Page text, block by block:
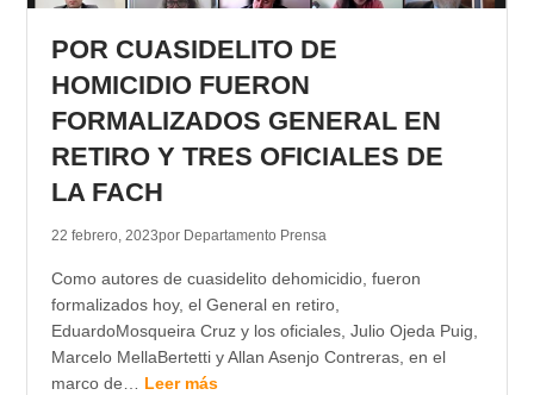
POR CUASIDELITO DE
HOMICIDIO FUERON
FORMALIZADOS GENERAL EN
RETIRO Y TRES OFICIALES DE
LA FACH
22 febrero, 2023por Departamento Prensa
Como autores de cuasidelito dehomicidio, fueron
formalizados hoy, el General en retiro,
EduardoMosqueira Cruz y los oficiales, Julio Ojeda Puig,
Marcelo MellaBertetti y Allan Asenjo Contreras, en el
marco de… Leer más